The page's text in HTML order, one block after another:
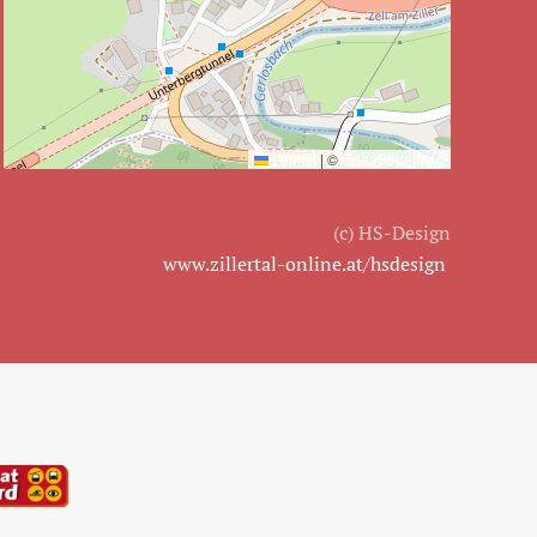
Leaflet | © OpenStreetMap
(c) HS-Design
www.zillertal-online.at/hsdesign